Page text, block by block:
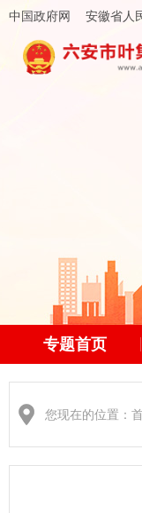
中国政府网 安徽省人
专题首页
您现在的位置：